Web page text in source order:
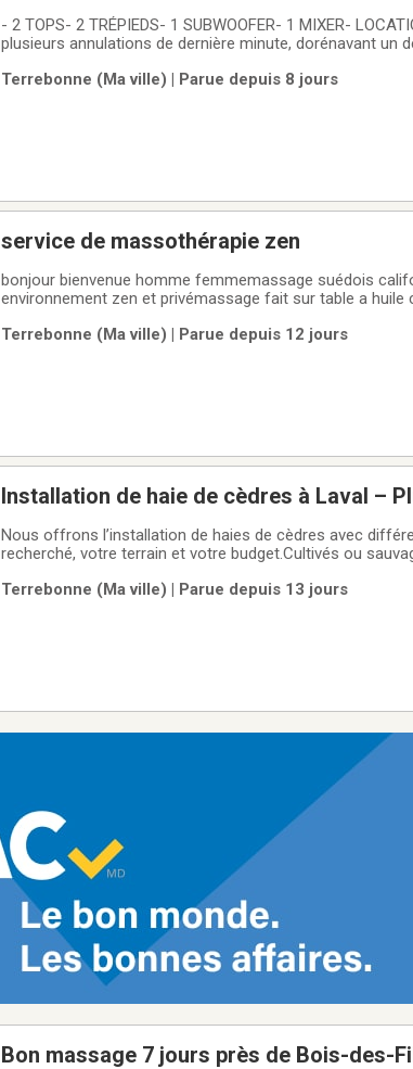
- 2 TOPS- 2 TRÉPIEDS- 1 SUBWOOFER- 1 MIXER-
plusieurs annulations de dernière minute, dorénavant un
Terrebonne (Ma ville) | Parue depuis 8 jours
service de massothérapie zen
bonjour bienvenue homme femmemassage suédois
environnement zen et privémassage fait sur table a huile chaude pour une détente maximal du
seulement samedi et dimanche sur semaine selon ma
Terrebonne (Ma ville) | Parue depuis 12 jours
Installation de haie de cèdres à Laval –
Nous offrons l’installation de haies de cèdres avec
recherché, votre terrain et votre budget.Cultivés ou
votre projet.Demandez votre
Terrebonne (Ma ville) | Parue depuis 13 jours
Bon massage 7 jours près de Bois-des-